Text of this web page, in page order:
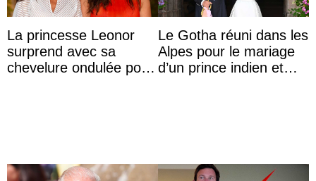
La princesse Leonor
surprend avec sa
chevelure ondulée pour
Le Gotha réuni dans les
Alpes pour le mariage
d’un prince indien et